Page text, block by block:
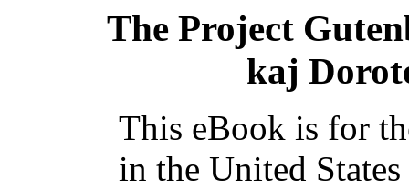
The Project
kaj
This eBook is for
in the United